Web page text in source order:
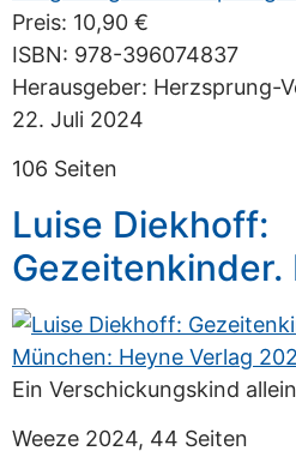
Preis: 10,90 €
ISBN: 978-396074837
Herausgeber: ‎Herzsprung-
22. Juli 2024
106 Seiten
Luise Diekhoff:
Gezeitenkinder.
Ein Verschickungskind
Weeze 2024, 44 Seiten